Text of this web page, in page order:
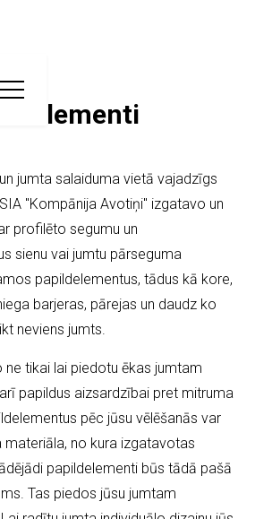
jumta salaiduma vietā vajadzīgs
"Kompānija Avotiņi" izgatavo un
profilēto segumu un
sienu vai jumtu pārseguma
papildelementus, tādus kā kore,
barjeras, pārejas un daudz ko
neviens jumts.
ne tikai lai piedotu ēkas jumtam
papildus aizsardzībai pret mitruma
pēc jūsu vēlēšanās var
no kura izgatavotas
papildelementi būs tādā pašā
Tas piedos jūsu jumtam